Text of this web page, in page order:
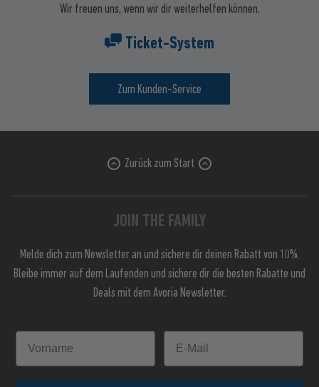
Wir freuen uns, wenn wir dir weiterhelfen können.
Ticket-System
Zum Kunden-Service
Zurück zum Start
JOIN THE FAMILY
Melde dich zum Newsletter an und sichere dir deinen Rabatt von 10%.
Bleibe immer auf dem Laufenden und sichere dir die besten Rabatte und
Deals mit dem Avoria Newsletter.